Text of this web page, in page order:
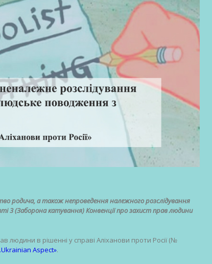
родича, а також непроведення належного розслідування
3 (Заборона катування) Конвенції про захист прав людини
людини в рішенні у справі Аліханови проти Росії (№
Aspect».